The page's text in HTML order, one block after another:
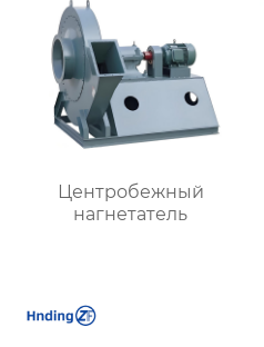
Центробежный
нагнетатель